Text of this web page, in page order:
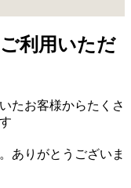
利用いただ
たお客様からたくさ
ありがとうございま